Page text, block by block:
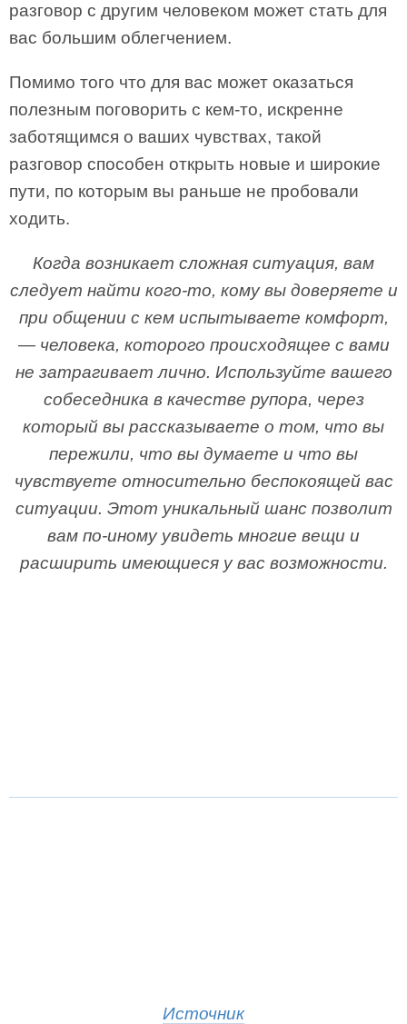
разговор с другим человеком может стать для
вас большим облегчением.
Помимо того что для вас может оказаться
полезным поговорить с кем-то, искренне
заботящимся о ваших чувствах, такой
разговор способен открыть новые и широкие
пути, по которым вы раньше не пробовали
ходить.
Когда возникает сложная ситуация, вам
следует найти кого-то, кому вы доверяете и
при общении с кем испытываете комфорт,
— человека, которого происходящее с вами
не затрагивает лично. Используйте вашего
собеседника в качестве рупора, через
который вы рассказываете о том, что вы
пережили, что вы думаете и что вы
чувствуете относительно беспокоящей вас
ситуации. Этот уникальный шанс позволит
вам по-иному увидеть многие вещи и
расширить имеющиеся у вас возможности.
Источник